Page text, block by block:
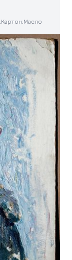
Картон, Масло